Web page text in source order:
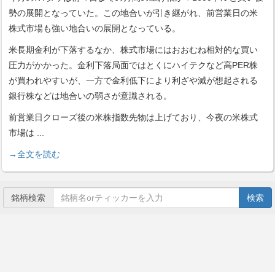
勢の展開となっていた。この地合いが引き継がれ、前営業日の米
株式市場も強い地合いの展開となっている。
米長期金利が下落するなか、株式市場にはおおむね相対的な買い
圧力がかかった。金利下落局面ではとくにハイテクなど高PER株
が買われやすいが、一方で金利低下により利ざや減が想起される
銀行株などは地合いの弱さが意識される。
前営業日クローズ後の米株指数先物は上げており、今夜の米株式
市場は
→全文を読む
銘柄検索 検索